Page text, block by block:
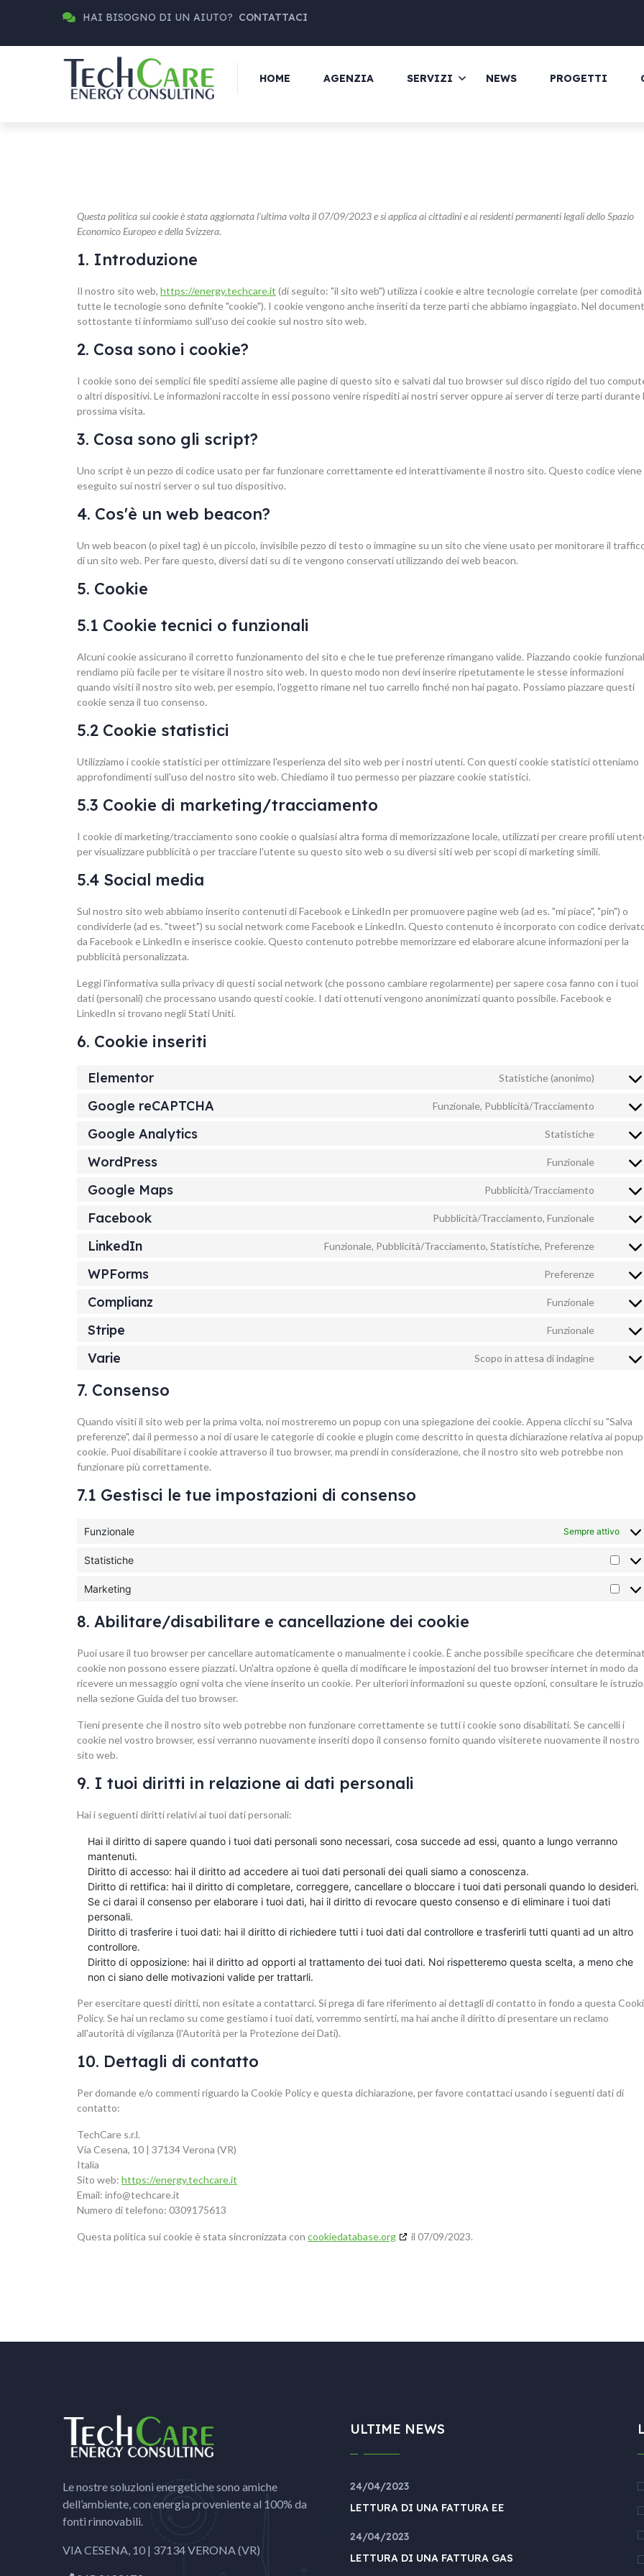
HAI BISOGNO DI UN AIUTO? CONTATTACI
HOME AGENZIA SERVIZI NEWS PROGETTI
Questa politica sui cookie è stata aggiornata l'ultima volta il 07/09/2023 e si applica ai cittadini e ai residenti permanenti legali dello Spazio
Economico Europeo e della Svizzera.
1. Introduzione
Il nostro sito web, https://energy.techcare.it (di seguito: "il sito web") utilizza i cookie e altre tecnologie correlate (per comodità
tutte le tecnologie sono definite "cookie"). I cookie vengono anche inseriti da terze parti che abbiamo ingaggiato. Nel
sottostante ti informiamo sull'uso dei cookie sul nostro sito web.
2. Cosa sono i cookie?
I cookie sono dei semplici file spediti assieme alle pagine di questo sito e salvati dal tuo browser sul disco rigido del tuo
o altri dispositivi. Le informazioni raccolte in essi possono venire rispediti ai nostri server oppure ai server di terze parti durante
prossima visita.
3. Cosa sono gli script?
Uno script è un pezzo di codice usato per far funzionare correttamente ed interattivamente il nostro sito. Questo codice viene
eseguito sui nostri server o sul tuo dispositivo.
4. Cos'è un web beacon?
Un web beacon (o pixel tag) è un piccolo, invisibile pezzo di testo o immagine su un sito che viene usato per monitorare il
di un sito web. Per fare questo, diversi dati su di te vengono conservati utilizzando dei web beacon.
5. Cookie
5.1 Cookie tecnici o funzionali
Alcuni cookie assicurano il corretto funzionamento del sito e che le tue preferenze rimangano valide. Piazzando cookie
rendiamo più facile per te visitare il nostro sito web. In questo modo non devi inserire ripetutamente le stesse informazioni
quando visiti il nostro sito web, per esempio, l'oggetto rimane nel tuo carrello finché non hai pagato. Possiamo piazzare questi
cookie senza il tuo consenso.
5.2 Cookie statistici
Utilizziamo i cookie statistici per ottimizzare l'esperienza del sito web per i nostri utenti. Con questi cookie statistici otteniamo
approfondimenti sull'uso del nostro sito web. Chiediamo il tuo permesso per piazzare cookie statistici.
5.3 Cookie di marketing/tracciamento
I cookie di marketing/tracciamento sono cookie o qualsiasi altra forma di memorizzazione locale, utilizzati per creare profili
per visualizzare pubblicità o per tracciare l'utente su questo sito web o su diversi siti web per scopi di marketing simili.
5.4 Social media
Sul nostro sito web abbiamo inserito contenuti di Facebook e LinkedIn per promuovere pagine web (ad es. "mi piace", "pin") o
condividerle (ad es. "tweet") su social network come Facebook e LinkedIn. Questo contenuto è incorporato con codice
da Facebook e LinkedIn e inserisce cookie. Questo contenuto potrebbe memorizzare ed elaborare alcune informazioni per la
pubblicità personalizzata.
Leggi l'informativa sulla privacy di questi social network (che possono cambiare regolarmente) per sapere cosa fanno con i tuoi
dati (personali) che processano usando questi cookie. I dati ottenuti vengono anonimizzati quanto possibile. Facebook e
LinkedIn si trovano negli Stati Uniti.
6. Cookie inseriti
Elementor Statistiche (anonimo)
Consent
service
Google reCAPTCHA Funzionale, Pubblicità/Tracciamento
Consent
service
Google Analytics Statistiche
Consent
service
WordPress Funzionale
Consent
service
Google Maps Pubblicità/Tracciamento
Consent
service
Facebook Pubblicità/Tracciamento, Funzionale
Consent
service
LinkedIn Funzionale, Pubblicità/Tracciamento, Statistiche, Preferenze
Consent
service
WPForms Preferenze
Consent
service
Complianz Funzionale
Consent
service
Stripe Funzionale
Consent
service
Varie Scopo in attesa di indagine
Consent
7. Consenso
Quando visiti il sito web per la prima volta, noi mostreremo un popup con una spiegazione dei cookie. Appena clicchi su "Salva
preferenze", dai il permesso a noi di usare le categorie di cookie e plugin come descritto in questa dichiarazione relativa ai
cookie. Puoi disabilitare i cookie attraverso il tuo browser, ma prendi in considerazione, che il nostro sito web potrebbe non
funzionare più correttamente.
7.1 Gestisci le tue impostazioni di consenso
Funzionale Sempre attivo
Statistiche
Marketing
8. Abilitare/disabilitare e cancellazione dei cookie
Puoi usare il tuo browser per cancellare automaticamente o manualmente i cookie. È anche possibile specificare che
cookie non possono essere piazzati. Un'altra opzione è quella di modificare le impostazioni del tuo browser internet in modo da
ricevere un messaggio ogni volta che viene inserito un cookie. Per ulteriori informazioni su queste opzioni, consultare le
nella sezione Guida del tuo browser.
Tieni presente che il nostro sito web potrebbe non funzionare correttamente se tutti i cookie sono disabilitati. Se cancelli i
cookie nel vostro browser, essi verranno nuovamente inseriti dopo il consenso fornito quando visiterete nuovamente il nostro
sito web.
9. I tuoi diritti in relazione ai dati personali
Hai i seguenti diritti relativi ai tuoi dati personali:
Hai il diritto di sapere quando i tuoi dati personali sono necessari, cosa succede ad essi, quanto a lungo verranno
mantenuti.
Diritto di accesso: hai il diritto ad accedere ai tuoi dati personali dei quali siamo a conoscenza.
Diritto di rettifica: hai il diritto di completare, correggere, cancellare o bloccare i tuoi dati personali quando lo desideri.
Se ci darai il consenso per elaborare i tuoi dati, hai il diritto di revocare questo consenso e di eliminare i tuoi dati
personali.
Diritto di trasferire i tuoi dati: hai il diritto di richiedere tutti i tuoi dati dal controllore e trasferirli tutti quanti ad un altro
controllore.
Diritto di opposizione: hai il diritto ad opporti al trattamento dei tuoi dati. Noi rispetteremo questa scelta, a meno che
non ci siano delle motivazioni valide per trattarli.
Per esercitare questi diritti, non esitate a contattarci. Si prega di fare riferimento ai dettagli di contatto in fondo a questa
Policy. Se hai un reclamo su come gestiamo i tuoi dati, vorremmo sentirti, ma hai anche il diritto di presentare un reclamo
all'autorità di vigilanza (l'Autorità per la Protezione dei Dati).
10. Dettagli di contatto
Per domande e/o commenti riguardo la Cookie Policy e questa dichiarazione, per favore contattaci usando i seguenti dati di
contatto:
TechCare s.r.l.
Via Cesena, 10 | 37134 Verona (VR)
Italia
Sito web: https://energy.techcare.it
Email: info@techcare.it
Numero di telefono: 0309175613
Questa politica sui cookie è stata sincronizzata con cookiedatabase.org il 07/09/2023.
Le nostre soluzioni energetiche sono amiche
dell’ambiente, con energia proveniente al 100% da
fonti rinnovabili.
VIA CESENA, 10 | 37134 VERONA (VR)
ULTIME NEWS
24/04/2023
LETTURA DI UNA FATTURA EE
24/04/2023
LETTURA DI UNA FATTURA GAS